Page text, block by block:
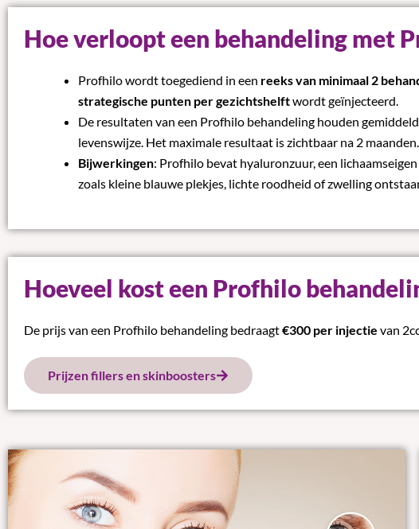
Hoe verloopt een behandeling met
Profhilo wordt toegediend in een reeks van minimaal 2
strategische punten per gezichtshelftwordt geïnjecteerd.
De resultaten van een Profhilo behandeling houden gemiddeld
levenswijze. Het maximale resultaat is zichtbaar na 2 maanden.
Bijwerkingen: Profhilo bevat hyaluronzuur, een
zoals kleine blauwe plekjes, lichte roodheid of zwelling
Hoeveel kost een Profhilo
De prijs van een Profhilo behandeling bedraagt€300 per injectie van
Prijzen fillers en skinboosters